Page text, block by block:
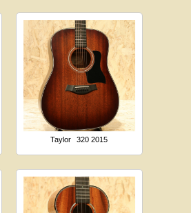
Taylor 320 2015